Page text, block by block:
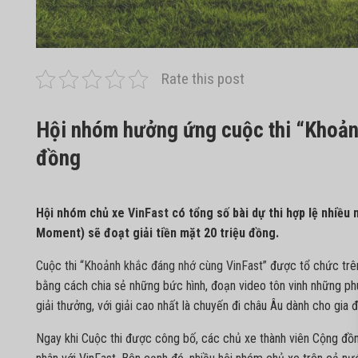
Rate this post
Hội nhóm hưởng ứng cuộc thi
đồng
Hội nhóm chủ xe VinFastcó tổng số bài dự thi hợp lệ nhiều
Moment) sẽ đoạt giải tiền mặt 20 triệu đồng.
Cuộc thi “Khoảnh khắc đáng nhớ cùng VinFast” được tổ chức
bằng cách chia sẻ những bức hình, đoạn video tôn vinh những
giải thưởng, với giải cao nhất là chuyến đi châu Âu dành cho gia
Ngay khi Cuộc thi được công bố, các chủ xe thành viên Cộng